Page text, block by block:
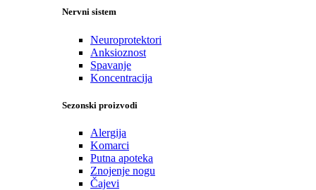
Nervni sistem
Neuroprotektori
Anksioznost
Spavanje
Koncentracija
Sezonski proizvodi
Alergija
Komarci
Putna apoteka
Znojenje nogu
Čajevi